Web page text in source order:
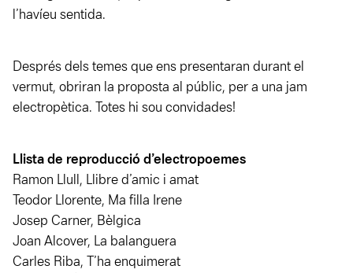
l’havíeu sentida.
Després dels temes que ens presentaran durant el
vermut, obriran la proposta al públic, per a una jam
electropètica. Totes hi sou convidades!
Llista de reproducció d’electropoemes
Ramon Llull, Llibre d’amic i amat
Teodor Llorente, Ma filla Irene
Josep Carner, Bèlgica
Joan Alcover, La balanguera
Carles Riba, T’ha enquimerat